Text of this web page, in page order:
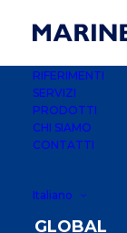
RIFERIMENTI
SERVIZI
PRODOTTI
CHI SIAMO
CONTATTI
Italiano